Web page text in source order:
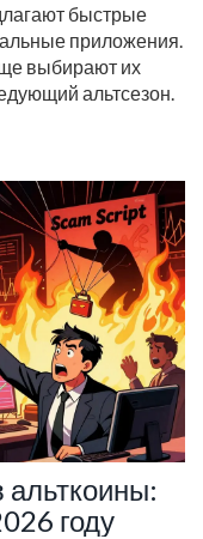
быстрые
приложения.
выбирают их
альтсезон.
альткоины:
году